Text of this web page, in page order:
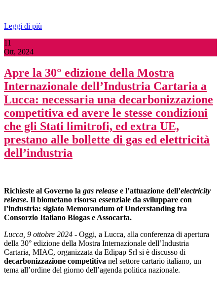
Leggi di più
11
Ott, 2024
Apre la 30° edizione della Mostra
Internazionale dell’Industria Cartaria a
Lucca: necessaria una decarbonizzazione
competitiva ed avere le stesse condizioni
che gli Stati limitrofi, ed extra UE,
prestano alle bollette di gas ed elettricità
dell’industria
Richieste al Governo la gas release e l’attuazione dell’electricity
release. Il biometano risorsa essenziale da sviluppare con
l’industria: siglato Memorandum of Understanding tra
Consorzio Italiano Biogas e Assocarta.
Lucca, 9 ottobre 2024 - Oggi, a Lucca, alla conferenza di apertura
della 30° edizione della Mostra Internazionale dell’Industria
Cartaria, MIAC, organizzata da Edipap Srl si è discusso di
decarbonizzazione competitiva nel settore cartario italiano, un
tema all’ordine del giorno dell’agenda politica nazionale.